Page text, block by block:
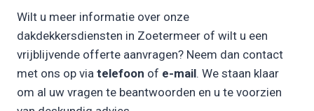
Wilt u meer informatie over onze
dakdekkersdiensten in Zoetermeer of wilt u een
vrijblijvende offerte aanvragen? Neem dan contact
met ons op via telefoon of e-mail. We staan klaar
om al uw vragen te beantwoorden en u te voorzien